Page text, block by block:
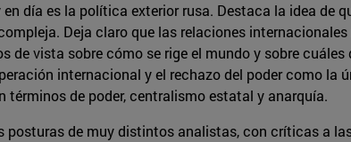
día es la política exterior rusa. Destaca la idea
Deja claro que las relaciones
vista sobre cómo se rige el mundo y sobre
internacional y el rechazo del poder como
términos de poder, centralismo estatal y anarquía.
posturas de muy distintos analistas, con críticas a